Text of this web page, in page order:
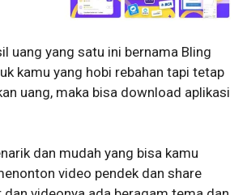
uang yang satu ini bernama Bling
kamu yang hobi rebahan tapi tetap
uang, maka bisa download aplikasi
dan mudah yang bisa kamu
video pendek dan share